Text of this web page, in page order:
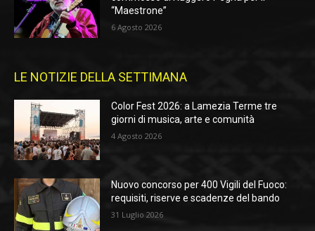
“Maestrone”
6 Agosto 2026
LE NOTIZIE DELLA SETTIMANA
Color Fest 2026: a Lamezia Terme tre
giorni di musica, arte e comunità
4 Agosto 2026
Nuovo concorso per 400 Vigili del Fuoco:
requisiti, riserve e scadenze del bando
31 Luglio 2026